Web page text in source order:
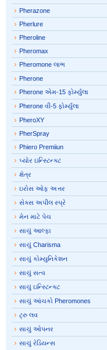
Pherazone
Pherlure
Pheroline
Pheromax
Pheromone લાભ
Pherone
Pherone એમ-15 ફોર્મ્યુલા
Pherone વી-5 ફોર્મ્યુલા
PheroXY
PherSpray
Phiero Premiiun
પ્યોર ઇન્સ્ટિન્ક્ટ
ક્ષેત્ર
ઇરોસ ઓફ અત્તર
સેક્સ અપીલ સ્પ્રે
મેન માટે પેચ
સાચું આલ્ફા
સાચું Charisma
સાચું કોમ્યુનિકેશન
સાચું સત્વ
સાચું ઇન્સ્ટિન્ક્ટ
સાચું આંચકો Pheromones
ટ્રુ લવ
સાચું ઓપનર
સાચું રેડિયન્સ